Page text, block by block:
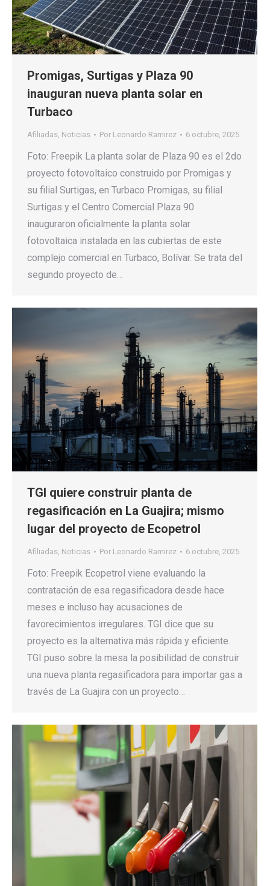
Promigas, Surtigas y Plaza 90
inauguran nueva planta solar en
Turbaco
Afiliadas, Noticias Por Leonardo Ramirez 6 octubre, 2025
Foto: Freepik La planta solar de Plaza 90 es el 2do
proyecto fotovoltaico construido por Promigas y
su filial Surtigas, en Turbaco Promigas, su filial
Surtigas y el Centro Comercial Plaza 90
inauguraron oficialmente la planta solar
fotovoltaica instalada en las cubiertas de este
complejo comercial en Turbaco, Bolívar. Se trata del
segundo proyecto de…
TGI quiere construir planta de
regasificación en La Guajira; mismo
lugar del proyecto de Ecopetrol
Afiliadas, Noticias Por Leonardo Ramirez 6 octubre, 2025
Foto: Freepik Ecopetrol viene evaluando la
contratación de esa regasificadora desde hace
meses e incluso hay acusaciones de
favorecimientos irregulares. TGI dice que su
proyecto es la alternativa más rápida y eficiente.
TGI puso sobre la mesa la posibilidad de construir
una nueva planta regasificadora para importar gas a
través de La Guajira con un proyecto…